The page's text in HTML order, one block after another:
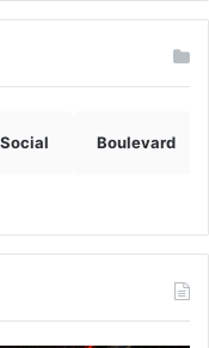
Boulevard